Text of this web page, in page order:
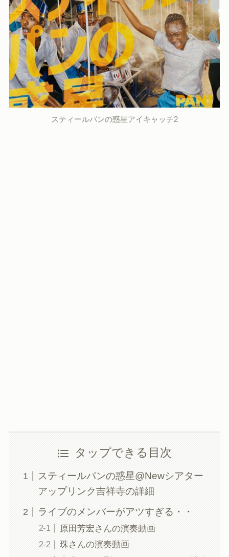
スティールパンの惑星アイキャッチ2
タップできる目次
スティールパンの惑星@Newシアター
アップリンク吉祥寺の詳細
ライブのメンバーがアツすぎる・・
原田芳宏さんの演奏動画
珠さんの演奏動画